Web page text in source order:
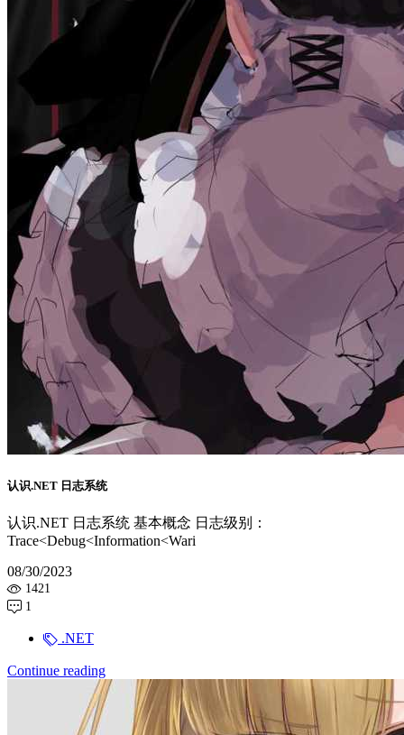
认识.NET 日志系统
认识.NET 日志系统 基本概念 日志级别：
Trace<Debug<Information<Wari
08/30/2023
1421
1
.NET
Continue reading